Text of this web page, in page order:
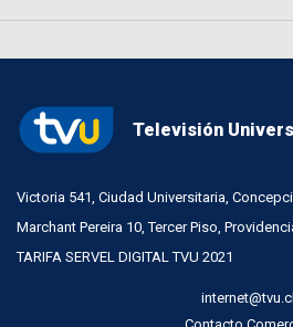
Televisión
Victoria 541, Ciudad Universitaria,
Marchant Pereira 10, Tercer Piso,
TARIFA SERVEL DIGITAL TVU 2021
internet@tvu.cl